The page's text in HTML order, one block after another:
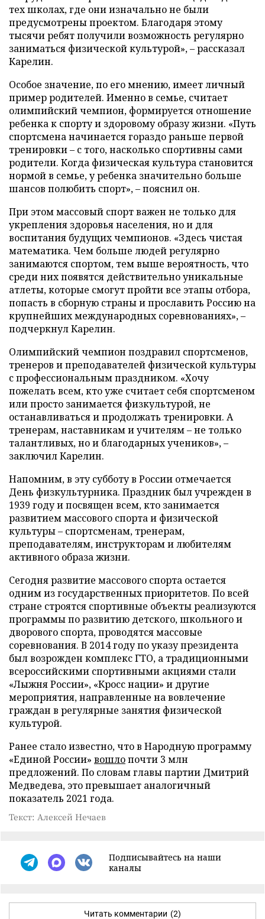
тех школах, где они изначально не были
предусмотрены проектом. Благодаря этому
тысячи ребят получили возможность регулярно
заниматься физической культурой», – рассказал
Карелин.
Особое значение, по его мнению, имеет личный
пример родителей. Именно в семье, считает
олимпийский чемпион, формируется отношение
ребенка к спорту и здоровому образу жизни. «Путь
спортсмена начинается гораздо раньше первой
тренировки – с того, насколько спортивны сами
родители. Когда физическая культура становится
нормой в семье, у ребенка значительно больше
шансов полюбить спорт», – пояснил он.
При этом массовый спорт важен не только для
укрепления здоровья населения, но и для
воспитания будущих чемпионов. «Здесь чистая
математика. Чем больше людей регулярно
занимаются спортом, тем выше вероятность, что
среди них появятся действительно уникальные
атлеты, которые смогут пройти все этапы отбора,
попасть в сборную страны и прославить Россию на
крупнейших международных соревнованиях», –
подчеркнул Карелин.
Олимпийский чемпион поздравил спортсменов,
тренеров и преподавателей физической культуры
с профессиональным праздником. «Хочу
пожелать всем, кто уже считает себя спортсменом
или просто занимается физкультурой, не
останавливаться и продолжать тренировки. А
тренерам, наставникам и учителям – не только
талантливых, но и благодарных учеников», –
заключил Карелин.
Напомним, в эту субботу в России отмечается
День физкультурника. Праздник был учрежден в
1939 году и посвящен всем, кто занимается
развитием массового спорта и физической
культуры – спортсменам, тренерам,
преподавателям, инструкторам и любителям
активного образа жизни.
Сегодня развитие массового спорта остается
одним из государственных приоритетов. По всей
стране строятся спортивные объекты реализуются
программы по развитию детского, школьного и
дворового спорта, проводятся массовые
соревнования. В 2014 году по указу президента
был возрожден комплекс ГТО, а традиционными
всероссийскими спортивными акциями стали
«Лыжня России», «Кросс нации» и другие
мероприятия, направленные на вовлечение
граждан в регулярные занятия физической
культурой.
Ранее стало известно, что в Народную программу
«Единой России» вошлопочти 3 млн
предложений. По словам главы партии Дмитрий
Медведева, это превышает аналогичный
показатель 2021 года.
Текст: Алексей Нечаев
Подписывайтесь на наши
каналы
Читать комментарии (2)